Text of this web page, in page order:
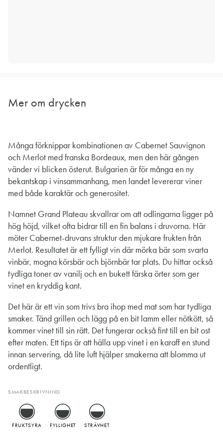
Mer om drycken
Många förknippar kombinationen av Cabernet Sauvignon
och Merlot med franska Bordeaux, men den här gången
vänder vi blicken österut. Bulgarien är för många en ny
bekantskap i vinsammanhang, men landet levererar viner
med både karaktär och generositet.
Namnet Grand Plateau skvallrar om att odlingarna ligger på
hög höjd, vilket ofta bidrar till en fin balans i druvorna. Här
möter Cabernet-druvans struktur den mjukare frukten från
Merlot. Resultatet är ett fylligt vin där mörka bär som svarta
vinbär, mogna körsbär och björnbär tar plats. Du hittar också
tydliga toner av vanilj och en bukett färska örter som ger
vinet en kryddig kant.
Det här är ett vin som trivs bra ihop med mat som har tydliga
smaker. Tänd grillen och lägg på en bit lamm eller nötkött, så
kommer vinet till sin rätt. Det fungerar också fint till en bit ost
efter maten. Ett tips är att hälla upp vinet i en karaff en stund
innan servering, då lite luft hjälper smakerna att blomma ut
ordentligt.
SMAKBESKRIVNING
FRUKTSYRA FYLLIGHET STRÄVHET